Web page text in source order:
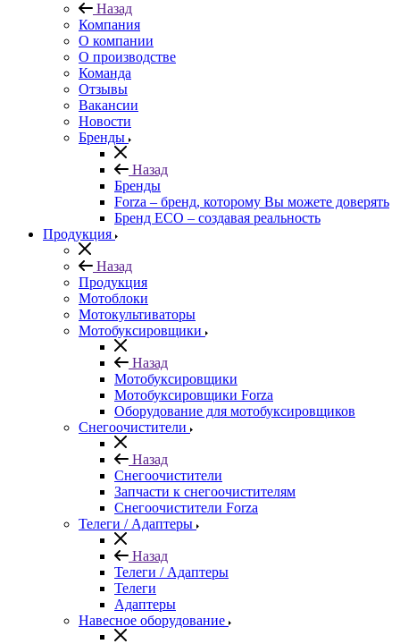
Назад
Компания
О компании
О производстве
Команда
Отзывы
Вакансии
Новости
Бренды
Назад
Бренды
Forza – бренд, которому Вы можете доверять
Бренд ECO – создавая реальность
Продукция
Назад
Продукция
Мотоблоки
Мотокультиваторы
Мотобуксировщики
Назад
Мотобуксировщики
Мотобуксировщики Forza
Оборудование для мотобуксировщиков
Снегоочистители
Назад
Снегоочистители
Запчасти к снегоочистителям
Снегоочистители Forza
Телеги / Адаптеры
Назад
Телеги / Адаптеры
Телеги
Адаптеры
Навесное оборудование